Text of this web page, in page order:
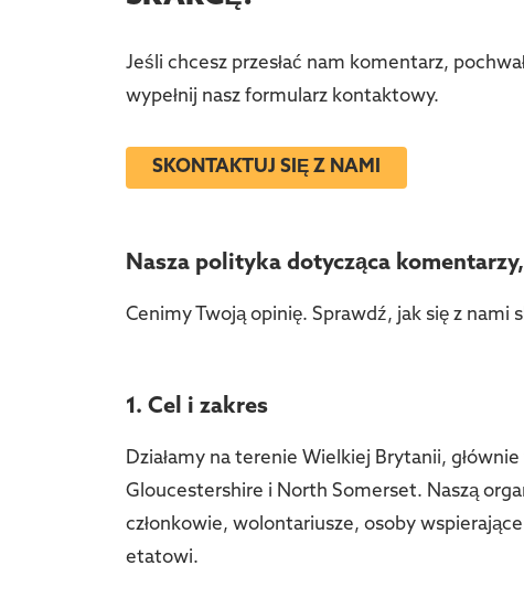
Jeśli chcesz przesłać nam komentarz,
wypełnij nasz formularz kontaktowy.
SKONTAKTUJ SIĘ Z NAMI
Nasza polityka dotycząca
Cenimy Twoją opinię. Sprawdź, jak się z
1. Cel i zakres
Działamy na terenie Wielkiej Brytanii,
Gloucestershire i North Somerset. Naszą
członkowie, wolontariusze, osoby
etatowi.